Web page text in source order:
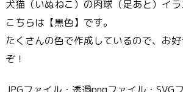
犬猫（いぬねこ）の肉球（足あと）イラ
こちらは【黒色】です。
たくさんの色で作成しているので、お
ぞ！